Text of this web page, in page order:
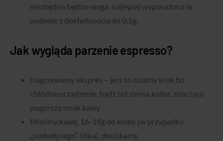
niezbędna będzie waga, najlepiej wyposażona w
ważenie z dokładnością do 0,1g.
Jak wygląda parzenie espresso?
Nagrzewamy ekspres – jest to istotny krok bo
chłodne urządzenie, bądź też zimna kolba, znacząco
pogorszą smak kawy
Mielimy kawę, 16-18g do kolby (w przypadku
„podwójnego” sitka), dociskamy